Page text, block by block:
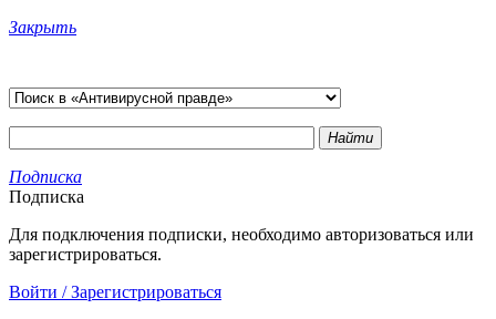
Закрыть
Найти
Подписка
Подписка
Для подключения подписки, необходимо авторизоваться или
зарегистрироваться.
Войти / Зарегистрироваться